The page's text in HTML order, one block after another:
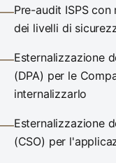
—Pre-audit ISPS
dei livelli di
—Esternalizzazione
(DPA) per le
internalizzarlo
—Esternalizzazione
(CSO) per